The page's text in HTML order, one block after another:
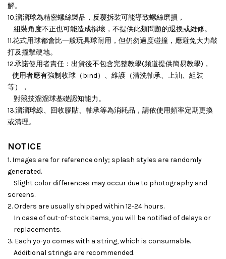
解。
10.溜溜球為精密螺絲製品，反覆拆裝可能導致螺絲磨損，
組裝角度不正也可能造成損壞， 不提供此類問題的退換或維修。
11.花式用球都會比一般玩具球耐用，但仍勿過度碰撞，應避免大力敲
打及撞擊硬地。
12.承諾使用者責任：出貨後不包含完整教學(頻道提供簡易教學)，
使用者應有強制收球（bind）、維護（清洗軸承、上油、組裝
等），
對競技溜溜球基礎認知能力。
13.溜溜球線、回收膠貼、軸承等為消耗品，請依使用頻率定期更換
或清理。
NOTICE
1. Images are for reference only; splash styles are randomly
generated.
Slight color differences may occur due to photography and
screens.
2. Orders are usually shipped within 12-24 hours.
In case of out-of-stock items, you will be notified of delays or
replacements.
3. Each yo-yo comes with a string, which is consumable.
Additional strings are recommended.